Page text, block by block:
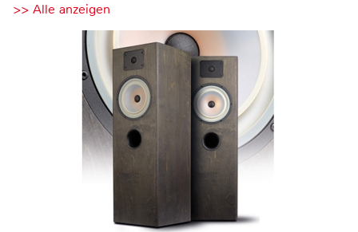
>> Alle anzeigen